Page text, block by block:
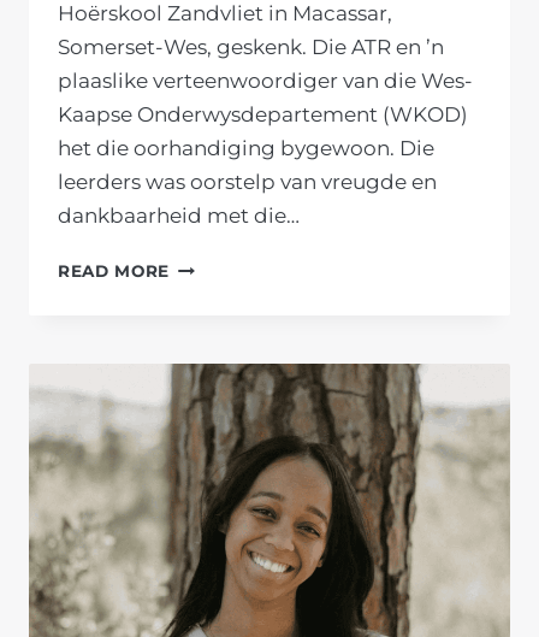
Hoërskool Zandvliet in Macassar,
Somerset-Wes, geskenk. Die ATR en ’n
plaaslike verteenwoordiger van die Wes-
Kaapse Onderwysdepartement (WKOD)
het die oorhandiging bygewoon. Die
leerders was oorstelp van vreugde en
dankbaarheid met die…
READ MORE KAAPSE
WARMTE
IN
’N
KOUE
JEUGMAAND